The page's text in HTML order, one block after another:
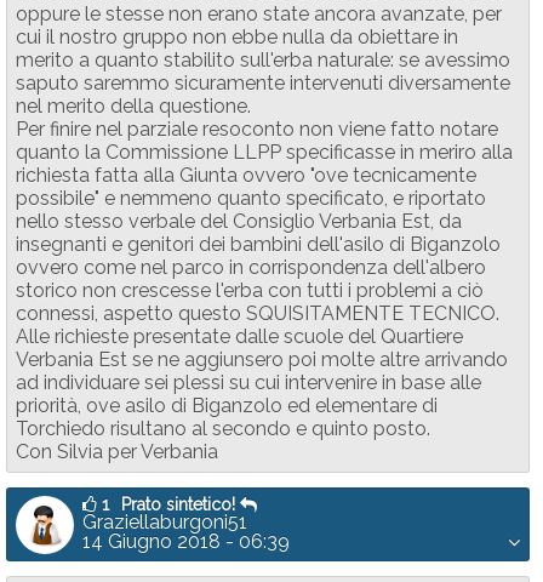
oppure le stesse non erano state ancora avanzate, per
cui il nostro gruppo non ebbe nulla da obiettare in
merito a quanto stabilito sull'erba naturale: se avessimo
saputo saremmo sicuramente intervenuti diversamente
nel merito della questione.
Per finire nel parziale resoconto non viene fatto notare
quanto la Commissione LLPP specificasse in meriro alla
richiesta fatta alla Giunta ovvero "ove tecnicamente
possibile" e nemmeno quanto specificato, e riportato
nello stesso verbale del Consiglio Verbania Est, da
insegnanti e genitori dei bambini dell'asilo di Biganzolo
ovvero come nel parco in corrispondenza dell'albero
storico non crescesse l'erba con tutti i problemi a ciò
connessi, aspetto questo SQUISITAMENTE TECNICO.
Alle richieste presentate dalle scuole del Quartiere
Verbania Est se ne aggiunsero poi molte altre arrivando
ad individuare sei plessi su cui intervenire in base alle
priorità, ove asilo di Biganzolo ed elementare di
Torchiedo risultano al secondo e quinto posto.
Con Silvia per Verbania
1 Prato sintetico!
Graziellaburgoni51
14 Giugno 2018 - 06:39